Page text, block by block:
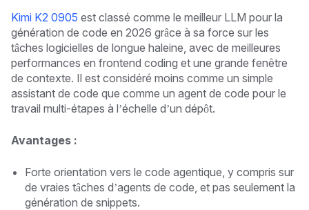
Kimi K2 0905 est classé comme le meilleur LLM pour la
génération de code en 2026 grâce à sa force sur les
tâches logicielles de longue haleine, avec de meilleures
performances en frontend coding et une grande fenêtre
de contexte. Il est considéré moins comme un simple
assistant de code que comme un agent de code pour le
travail multi-étapes à l’échelle d’un dépôt.
Avantages :
Forte orientation vers le code agentique, y compris sur
de vraies tâches d’agents de code, et pas seulement la
génération de snippets.